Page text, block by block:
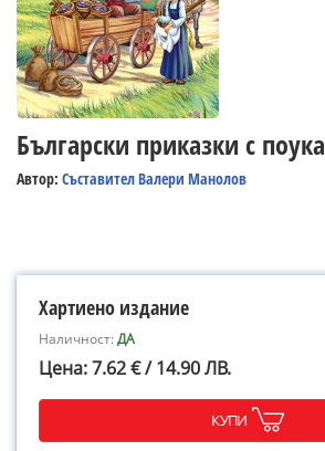
Български приказки с поука
Автор: Съставител Валери Манолов
Хартиено издание
Наличност:ДА
Цена: 7.62 € / 14.90 ЛВ.
КУПИ